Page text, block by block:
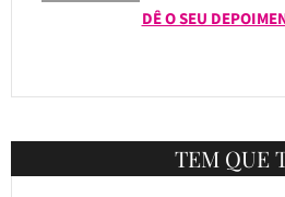
DÊ O SEU
TEM QUE